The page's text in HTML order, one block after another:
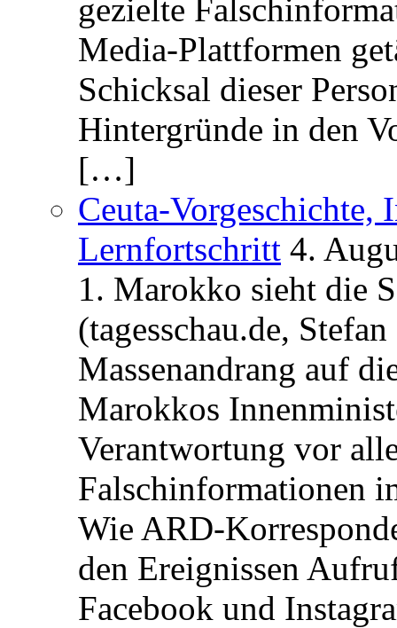
gezielte
Media-Plattformen
Schicksal dieser
Hintergründe in den
[…]
Ceuta-Vorgeschichte,
Lernfortschritt 4.
1. Marokko sieht die
(tagesschau.de,
Massenandrang auf
Marokkos
Verantwortung vor
Falschinformationen
Wie ARD-
den Ereignissen
Facebook und